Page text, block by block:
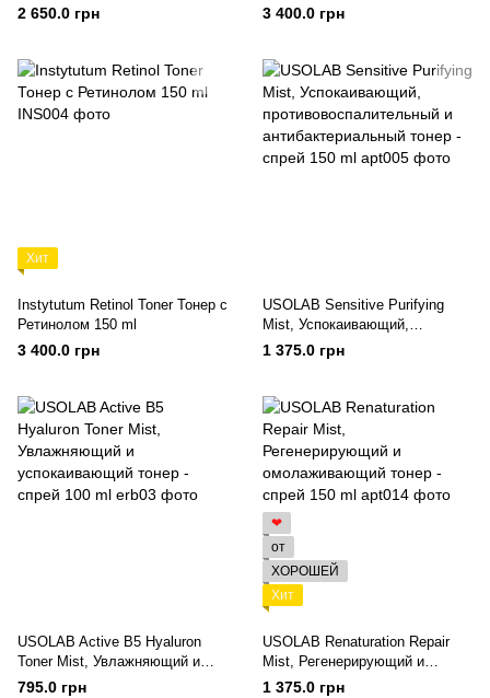
2 650.0 грн Кислотой 150 ml
3 400.0 грн
Хит
Instytutum Retinol Toner Тонер с
Ретинолом 150 ml
3 400.0 грн
USOLAB Sensitive Purifying
Mist, Успокаивающий,
противовоспалительный и
антибактериальный тонер -
1 375.0 грн
USOLAB Active B5 Hyaluron
Toner Mist, Увлажняющий и
успокаивающий тонер - спрей
795.0 грн
❤
от
ХОРОШЕЙ
Хит
USOLAB Renaturation Repair
Mist, Регенерирующий и
омолаживающий тонер - спрей
1 375.0 грн